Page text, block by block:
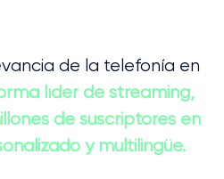
de la telefonía en
líder de streaming,
de suscriptores en
y multilingüe.